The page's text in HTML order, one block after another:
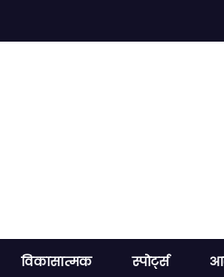
विकासात्मक स्पोर्ट्स